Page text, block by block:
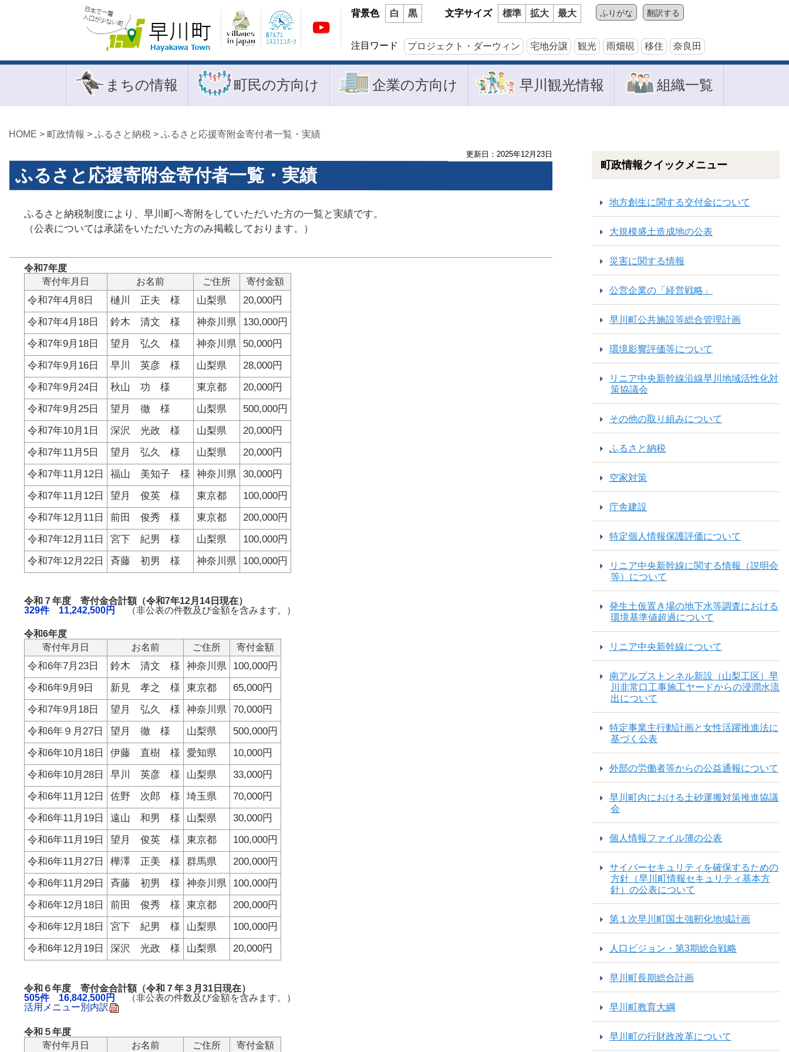
背景色 白 黒 文字サイズ 標準 拡大 最大 ふりがな 翻訳する
注目ワード プロジェクト・ダーウィン 宅地分譲 観光 雨畑硯 移住 奈良田
まちの情報 町民の方向け 企業の方向け 早川観光情報 組織一覧
HOME > 町政情報 > ふるさと納税 > ふるさと応援寄附金寄付者一覧・実績
更新日： 2025年12月 23日
ふるさと応援寄附金寄付者一覧・実績
ふるさと納税制度により、早川町へ寄附をしていただいた方の一覧と実績です。
（公表については承諾をいただいた方のみ掲載しております。）
令和7年度
寄付年月日
お名前 ご住所 寄付金額
令和7年4月8日 樋川 正夫 様 山梨県
20,000円
令和7年4月18日
鈴木 清文 様 神奈川県
130,000円
令和7年9月18日
望月 弘久 様 神奈川県
50,000円
令和7年9月16日
早川 英彦 様 山梨県
28,000円
令和7年9月24日
秋山 功 様 東京都
20,000円
令和7年9月25日
望月 徹 様 山梨県
500,000円
令和7年10月1日
深沢 光政 様 山梨県
20,000円
令和7年11月5日
望月 弘久 様 山梨県
20,000円
令和7年11月12日
福山 美知子 様 神奈川県
30,000円
令和7年11月12日
望月 俊英 様 東京都
100,000円
令和7年12月11日
前田 俊秀 様 東京都
200,000円
令和7年12月11日
宮下 紀男 様 山梨県
100,000円
令和7年12月22日
斉藤 初男 様 神奈川県 100,000円
令和７年度 寄付金合計額（令和7年12月14日現在）
329件 11,242,500円
（非公表の件数及び金額を含みます。）
令和6年度
寄付年月日
お名前 ご住所 寄付金額
令和6年7月23日 鈴木 清文 様 神奈川県
100,000円
令和6年9月9日
新見 孝之 様 東京都
65,000円
令和7年9月18日
望月 弘久 様 神奈川県
70,000円
令和6年９月27日
望月 徹 様 山梨県
500,000円
令和6年10月18日
伊藤 直樹 様 愛知県
10,000円
令和6年10月28日
早川 英彦 様 山梨県
33,000円
令和6年11月12日
佐野 次郎 様 埼玉県
70,000円
令和6年11月19日
遠山 和男 様 山梨県
30,000円
令和6年11月19日
望月 俊英 様 東京都
100,000円
令和6年11月27日
樺澤 正美 様 群馬県
200,000円
令和6年11月29日
斉藤 初男 様 神奈川県
100,000円
令和6年12月18日
前田 俊秀 様 東京都
200,000円
令和6年12月18日
宮下 紀男 様 山梨県
100,000円
令和6年12月19日
深沢 光政 様 山梨県 20,000円
令和６年度 寄付金合計額（令和７年３月31日現在）
505件 16,842,500円
（非公表の件数及び金額を含みます。）
活用メニュー別内訳
令和５年度
寄付年月日
お名前 ご住所 寄付金額
町政情報クイックメニュー
地方創生に関する交付金について
大規模盛土造成地の公表
災害に関する情報
公営企業の「経営戦略」
早川町公共施設等総合管理計画
環境影響評価等について
リニア中央新幹線沿線早川地域活性化対
策協議会
その他の取り組みについて
ふるさと納税
空家対策
庁舎建設
特定個人情報保護評価について
リニア中央新幹線に関する情報（説明会
等）について
発生土仮置き場の地下水等調査における
環境基準値超過について
リニア中央新幹線について
南アルプストンネル新設（山梨工区）早
川非常口工事施工ヤードからの浸潤水流
出について
特定事業主行動計画と女性活躍推進法に
基づく公表
外部の労働者等からの公益通報について
早川町内における土砂運搬対策推進協議
会
個人情報ファイル簿の公表
サイバーセキュリティを確保するための
方針（早川町情報セキュリティ基本方
針）の公表について
第１次早川町国土強靭化地域計画
人口ビジョン・第3期総合戦略
早川町長期総合計画
早川町教育大綱
早川町の行財政改革について